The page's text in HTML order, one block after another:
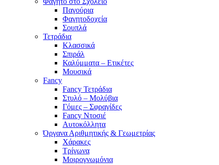
Παγούρια
Φαγητοδοχεία
Σουπλά
Τετράδια
Κλασσικά
Σπιράλ
Καλύμματα – Ετικέτες
Μουσικά
Fancy
Fancy Τετράδια
Στυλό – Μολύβια
Γόμες – Σφραγίδες
Fancy Ντοσιέ
Αυτοκόλλητα
Όργανα Αριθμητικής & Γεωμετρίας
Χάρακες
Τρίγωνα
Mοιρογνωμόνια